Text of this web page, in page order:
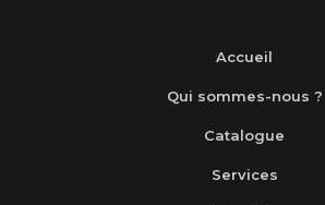
Accueil
Qui sommes-nous ?
Catalogue
Services